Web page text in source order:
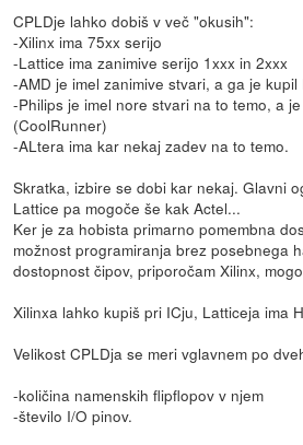
CPLDje lahko dobiš v več "okusih":
-Xilinx ima 75xx serijo
-Lattice ima zanimive serijo 1xxx in 2xxx
-AMD je imel zanimive stvari, a ga je kupil
-Philips je imel nore stvari na to temo, a
(CoolRunner)
-ALtera ima kar nekaj zadev na to temo.
Skratka, izbire se dobi kar nekaj. Glavni
Lattice pa mogoče še kak Actel...
Ker je za hobista primarno pomembna
možnost programiranja brez posebnega
dostopnost čipov, priporočam Xilinx,
Xilinxa lahko kupiš pri ICju, Latticeja ima
Velikost CPLDja se meri vglavnem po
-količina namenskih flipflopov v njem
-število I/O pinov.